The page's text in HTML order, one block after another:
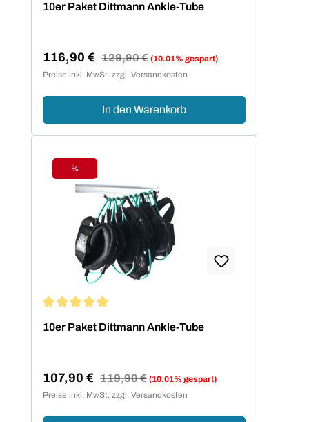
10er Paket Dittmann Ankle-Tube
Verkaufspreis:
116,90 € Regulärer Preis:
129,90 € (10.01% gespart)
Preise inkl. MwSt. zzgl. Versandkosten
In den Warenkorb
Rabatt
%
10er Paket Dittmann Ankle-Tube
Verkaufspreis:
107,90 € Regulärer Preis:
119,90 € (10.01% gespart)
Preise inkl. MwSt. zzgl. Versandkosten